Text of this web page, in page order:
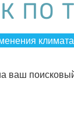
ПО
климата
ваш